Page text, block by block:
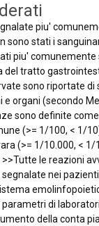
piu'
stati i
piu' comunemente
del tratto
sono riportate di
organi (secondo
sono definite
(>= 1/100, < 1/
(>= 1/10.000, <
le reazioni
nei
di
della conta